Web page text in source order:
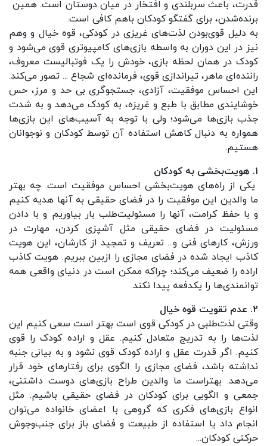
قدرت، باعث سربلندی و افتخار در میان دوستان است. همین
برنده‌شدن، برای گفتگو کودکان باهم کافی است.
به دلیل قوی‌بودن لذت‌های غریزی در کودکی، قوه خیال و وهم
نیز در این دوران به واسطه بازی‌های کامپیوتری قوی می‌شود و
کودک در همان لحظه بازی، خودش را یک فوتبالیست معروف،
راننده‌ای ماهر، تیر‌اندازی قوی، فرمانده‌ای شجاع ... تصور می‌کند.
این احساس موفقیت، آزادی، جستجو‌گری بی‌ حد و مرز، حس‌
خوشایندی مطابق با طبع و غریزه، به کودک می‌دهد و به شدت
جذب بازی‌ها می‌شود؛ ولی با توجه به آسیب‌های این بازی‌ها
همواره به دنبال کاهش استفاده آن توسط کودکان و نوجوانان
هستیم.
۱. هویت‌بخشی به کودکان
یکی از راه‌های هویت‌بخشی احساس موفقیت است. چه بهتر
ما والدین این موفقیت را در فضای حقیقی به آنها هدیه کنیم
و با حفظ کرامت، آنها را مسئولیت‌طلب بار بیاوریم و با دادن
مسئولیت در فضای حقیقی مثل آشپزی کردن، مهارت در
ورزش، کارهای فنی و... تعریف و تمجید از کارشان، این هویت
کاذب ایجاد شده در فضای مجازی را ازبین ببریم. هویت کاذب
اراده را ضعیف می‌کند؛ چراکه ممکن است در دنیای واقعی همه
توانمندی‌ها را یکدفعه پیدا نکند.
۲. عدم تقویت قوه خیال
وقتی لذت‌طلبی در کودکی قوی است بهتر است سعی کنیم این
لذت‌ها را به تدریج متعادل کنیم. عقل و اراده کودک را قوی
کنیم. اگر قدرت عقل و اراده کودک قوی نشود و به بیانی جنبه
نداشته باشد، فضای مجازی را الگوی برای رفتارهای خود قرار
می‌دهد. بهتراست ما والدین طراح بازی‌های دوست داشتنی،
جمعی و الگویی برای کودکان در فضای حقیقی باشیم. مثل
انواع بازی‌های فکری که گروهی با اعضای خانواده می‌توان
انجام داد یا استفاده از طبیعت و فضای باز برای جنب‌وجوش
حرکتی کودکان...